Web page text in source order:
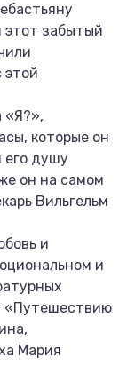
этот забытый
этой
«Я?»,
которые он
его душу
он на самом
Вильгельм
и
и
«Путешествию
Мария